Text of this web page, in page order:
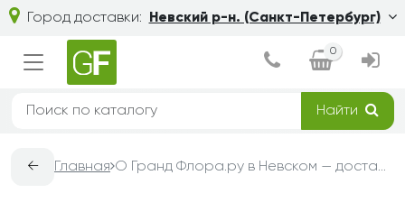
Город доставки: Невский р-н. (Санкт-Петербург)
0
Найти
← Главная О Гранд Флора.ру в Невском — доставка букетов из цветов